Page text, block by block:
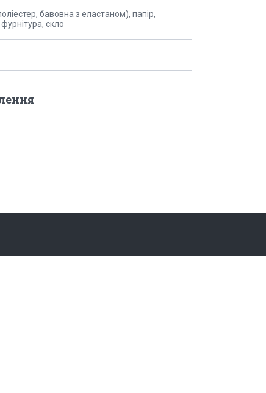
бавовна з еластаном), папір,
скло